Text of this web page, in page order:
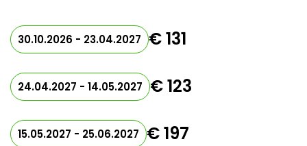
30.10.2026 - 23.04.2027 € 131
24.04.2027 - 14.05.2027 € 123
15.05.2027 - 25.06.2027 € 197